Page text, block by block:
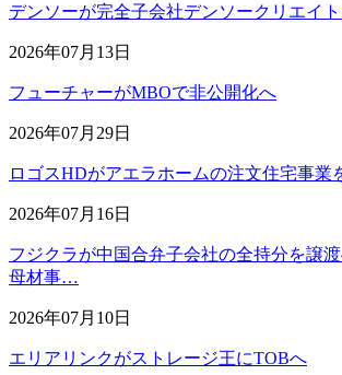
デンソーが完全子会社デンソークリエイ
2026年07月13日
フューチャーがMBOで非公開化へ
2026年07月29日
ロゴスHDがアエラホームの注文住宅事業
2026年07月16日
フジクラが中国合弁子会社の全持分を譲
母材事…
2026年07月10日
エリアリンクがストレージ王にTOBへ